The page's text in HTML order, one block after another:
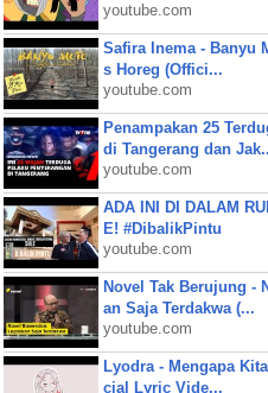
youtube.com
Safira Inema - Banyu
s Horeg (Offici...
youtube.com
Penampakan 25
di Tangerang dan
youtube.com
ADA INI DI DALAM
E! #DibalikPintu
youtube.com
Novel Tak Berujung -
an Saja Terdakwa (...
youtube.com
Lyodra - Mengapa
cial Lyric Vide...